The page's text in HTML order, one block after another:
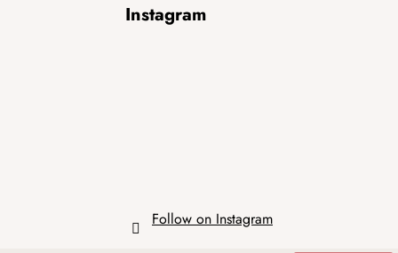
Instagram
Follow on Instagram